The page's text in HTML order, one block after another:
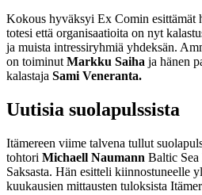
Kokous hyväksyi Ex Comin esittämät
totesi että organisaatioita on nyt
ja muista intressiryhmiä yhdeksän.
on toiminutMarkku Saiha ja hänen
kalastaja Sami Veneranta.
Uutisia suolapulssista
Itämereen viime talvena tullut
tohtori Michaell Naumann Baltic Sea
Saksasta. Hän esitteli kiinnostuneelle
kuukausien mittausten tuloksista